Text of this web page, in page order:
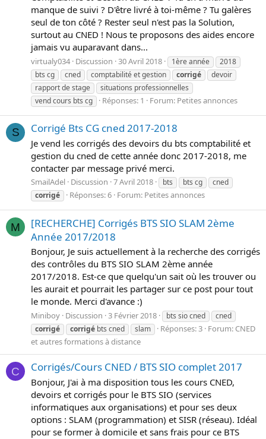
manque de suivi ? D'être livré à toi-même ? Tu galères
seul de ton côté ? Rester seul n'est pas la Solution,
surtout au CNED ! Nous te proposons des aides encore
jamais vu auparavant dans...
virtualy034 Discussion 30 Avril 2018 1ère année
2018
bts cg
cned comptabilité et gestion corrigé
devoir
rapport de stage
situations professionnelles
vend cours bts cg
Réponses: 1 Forum: Petites annonces
S Corrigé Bts CG cned 2017-2018
Je vend les corrigés des devoirs du bts comptabilité et
gestion du cned de cette année donc 2017-2018, me
contacter par message privé merci.
SmailAdel Discussion 7 Avril 2018 bts bts cg
cned
corrigé
Réponses: 6 Forum: Petites annonces
M
[RECHERCHE] Corrigés BTS SIO SLAM 2ème
Année 2017/2018
Bonjour, Je suis actuellement à la recherche des corrigés
des contrôles du BTS SIO SLAM 2ème année
2017/2018. Est-ce que quelqu'un sait où les trouver ou
les aurait et pourrait les partager sur ce post pour tout
le monde. Merci d'avance :)
Miniboy Discussion 3 Février 2018 bts sio cned
cned
corrigé
corrigé bts cned slam Réponses: 3 Forum: CNED
et autres formations à distance
C Corrigés/Cours CNED / BTS SIO complet 2017
Bonjour, J'ai à ma disposition tous les cours CNED,
devoirs et corrigés pour le BTS SIO (services
informatiques aux organisations) et pour ses deux
options : SLAM (programmation) et SISR (réseau). Idéal
pour se former à domicile et sans frais pour ce BTS